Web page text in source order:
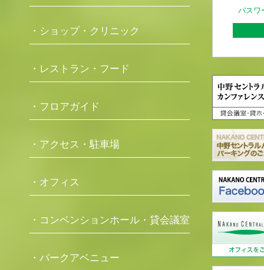
・ショップ・クリニック
・レストラン・フード
・フロアガイド
・アクセス・駐車場
・オフィス
・コンベンションホール・貸会議室
・パークアベニュー
パスワ